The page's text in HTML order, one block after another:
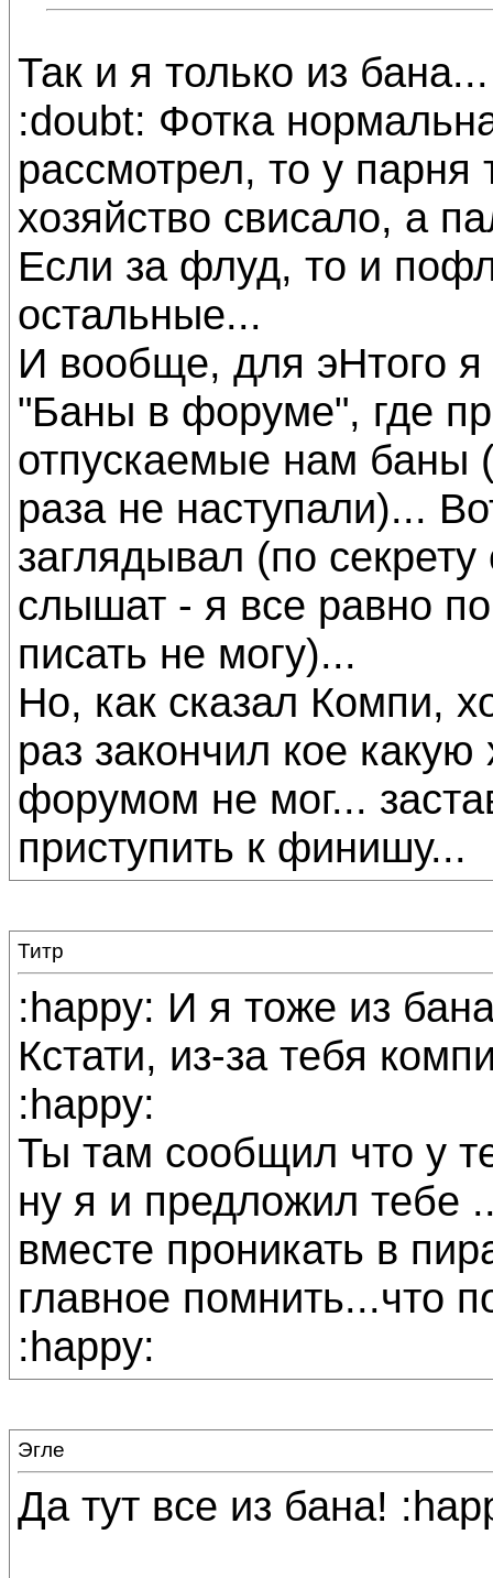
Так и я только из
:doubt: Фотка
рассмотрел, то у
хозяйство свисало, а
Если за флуд, то и
остальные...
И вообще, для эНтого
"Баны в форуме", где
отпускаемые нам баны
раза не наступали)...
заглядывал (по
слышат - я все равно
писать не могу)...
Но, как сказал Компи,
раз закончил кое
форумом не мог...
приступить к финишу...
Титр
:happy: И я тоже из
Кстати, из-за тебя
:happy:
Ты там сообщил что у
ну я и предложил тебе
вместе проникать в
главное помнить...что
:happy:
Эгле
Да тут все из бана!